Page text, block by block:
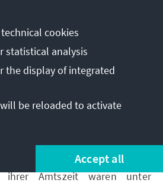
August 2009 musste die CDU
verkraften. Von 43 Prozent
auf 31,2 Prozent zurück. Die
die absolute Mehrheit und
mit der SPD eingehen.
zurücktreten, was seitens
zur Bedingung gemacht
als Ministerpräsidentin die
Christine
25. Oktober 2009 auch zur
gewählt wurde. Zentrale
ihrer Amtszeit waren unter
cookies
statistical analysis
the display of integrated
be reloaded to activate
Accept all